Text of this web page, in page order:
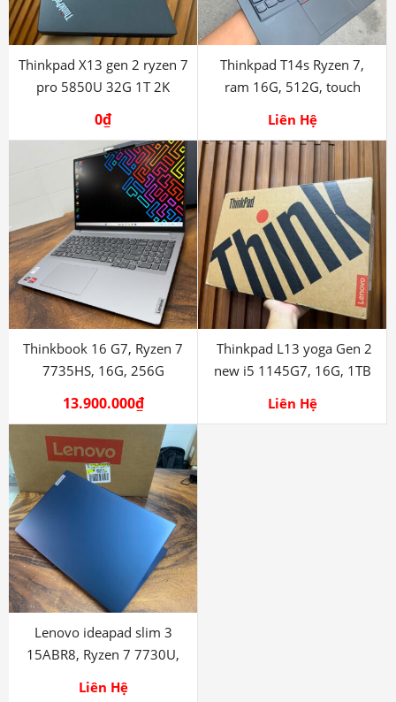
Thinkpad X13 gen 2 ryzen 7
pro 5850U 32G 1T 2K
0₫
Thinkpad T14s Ryzen 7,
ram 16G, 512G, touch
Liên Hệ
Thinkbook 16 G7, Ryzen 7
7735HS, 16G, 256G
13.900.000₫
Thinkpad L13 yoga Gen 2
new i5 1145G7, 16G, 1TB
Liên Hệ
Lenovo ideapad slim 3
15ABR8, Ryzen 7 7730U,
Liên Hệ